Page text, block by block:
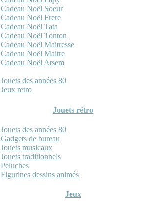
Cadeau Noël Soeur
Cadeau Noël Frere
Cadeau Noël Tata
Cadeau Noël Tonton
Cadeau Noël Maitresse
Cadeau Noël Maitre
Cadeau Noël Atsem
Jouets des années 80
Jeux retro
Jouets rétro
Jouets des années 80
Gadgets de bureau
Jouets musicaux
Jouets traditionnels
Peluches
Figurines dessins animés
Jeux